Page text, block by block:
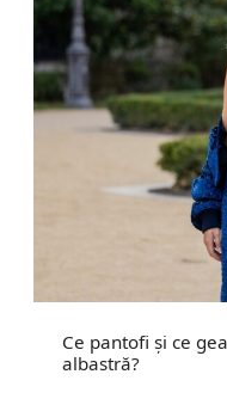
Ce pantofi și ce
albastră?